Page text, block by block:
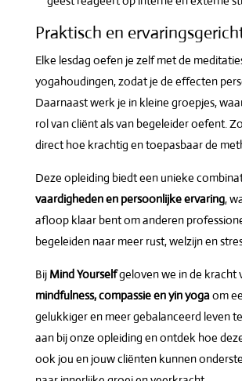
Praktisch en
Elke lesdag oefen je zelf met de
yogahoudingen, zodat je de effecten
Daarnaast werk je in kleine groepjes,
rol van cliënt als van begeleider oefent.
direct hoe krachtig en toepasbaar de
Deze opleiding biedt een unieke
vaardigheden en persoonlijke ervaring,
afloop klaar bent om anderen
begeleiden naar meer rust, welzijn en
Bij Mind Yourselfgeloven we in de kracht
mindfulness, compassie en yin yogaom
gelukkiger en meer gebalanceerd leven
aan bij onze opleiding en ontdek hoe
ook jou en jouw cliënten kunnen